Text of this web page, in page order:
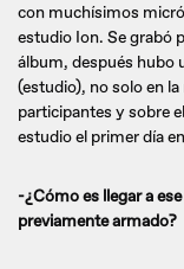
con muchísimos
estudio Ion. Se grabó
álbum, después hubo
(estudio), no solo en
participantes y sobre
estudio el primer día
-¿Cómo es llegar a
previamente armado?